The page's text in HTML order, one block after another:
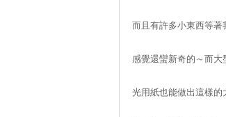
而且有許多小東西等著
感覺還蠻新奇的～而
光用紙也能做出這樣的